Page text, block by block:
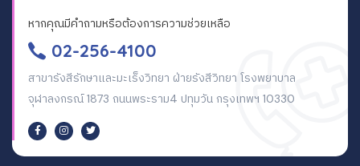
หากคุณมีคำถามหรือต้องการความช่วยเหลือ
02-256-4100
สาขารังสีรักษาและมะเร็งวิทยา ฝ่ายรังสีวิทยา โรงพยาบาล
จุฬาลงกรณ์ 1873 ถนนพระราม4 ปทุมวัน กรุงเทพฯ 10330